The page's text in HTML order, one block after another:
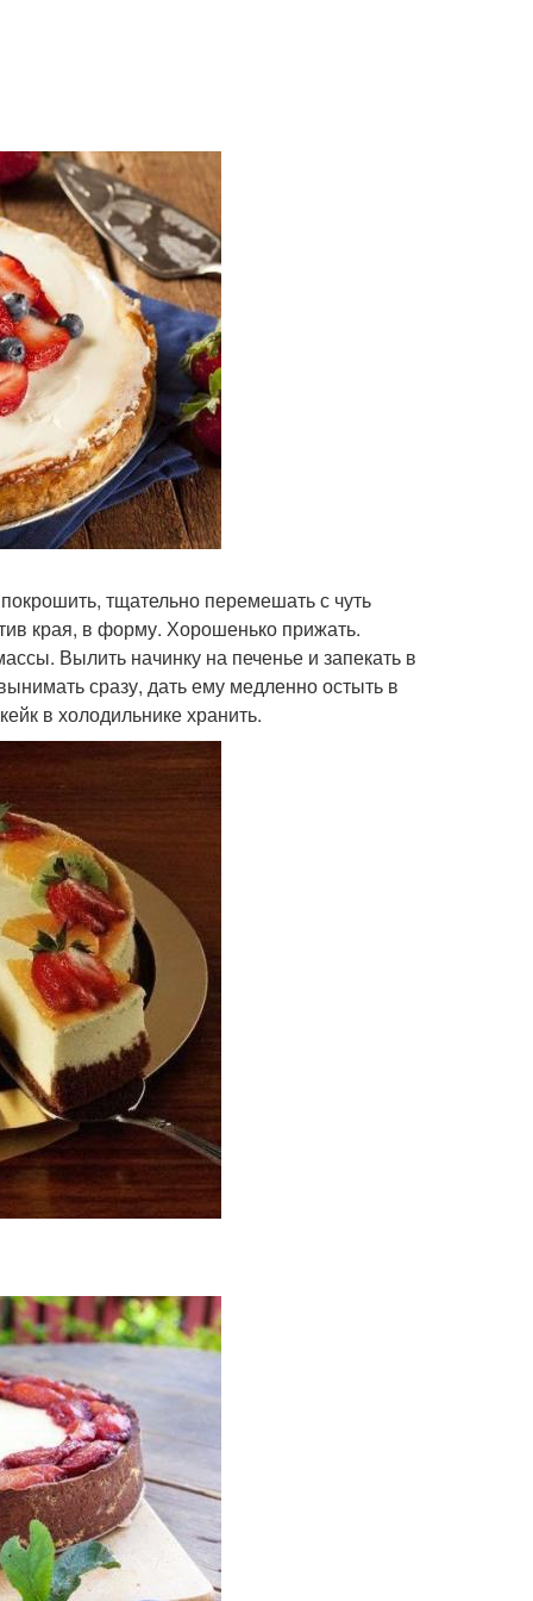
тщательно перемешать с чуть
края, в форму. Хорошенько прижать.
Вылить начинку на печенье и запекать в
сразу, дать ему медленно остыть в
в холодильнике хранить.